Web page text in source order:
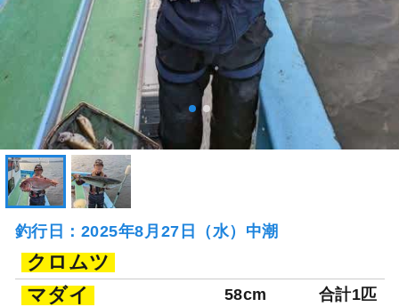
釣行日：2025年8月27日（水）中潮
クロムツ
マダイ
58cm 合計1匹